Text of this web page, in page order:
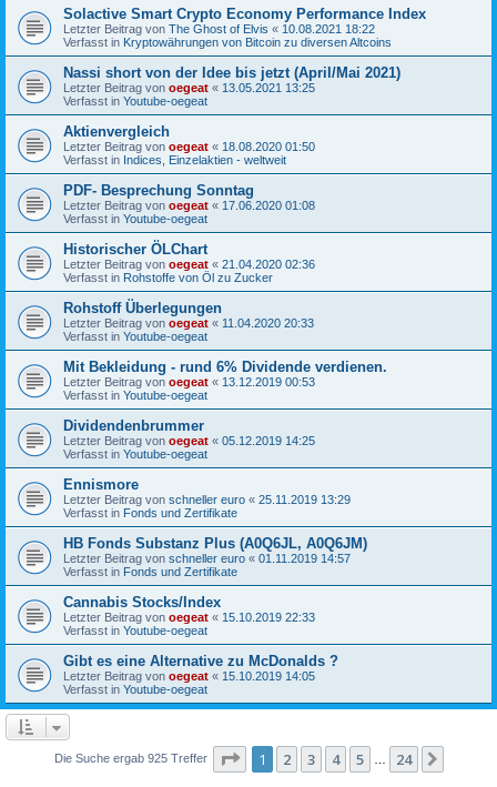
Solactive Smart Crypto Economy Performance Index
Letzter Beitrag von The Ghost of Elvis « 10.08.2021 18:22
Verfasst in Kryptowährungen von Bitcoin zu diversen Altcoins
Nassi short von der Idee bis jetzt (April/Mai 2021)
Letzter Beitrag von oegeat « 13.05.2021 13:25
Verfasst in Youtube-oegeat
Aktienvergleich
Letzter Beitrag von oegeat « 18.08.2020 01:50
Verfasst in Indices, Einzelaktien - weltweit
PDF- Besprechung Sonntag
Letzter Beitrag von oegeat « 17.06.2020 01:08
Verfasst in Youtube-oegeat
Historischer ÖLChart
Letzter Beitrag von oegeat « 21.04.2020 02:36
Verfasst in Rohstoffe von Öl zu Zucker
Rohstoff Überlegungen
Letzter Beitrag von oegeat « 11.04.2020 20:33
Verfasst in Youtube-oegeat
Mit Bekleidung - rund 6% Dividende verdienen.
Letzter Beitrag von oegeat « 13.12.2019 00:53
Verfasst in Youtube-oegeat
Dividendenbrummer
Letzter Beitrag von oegeat « 05.12.2019 14:25
Verfasst in Youtube-oegeat
Ennismore
Letzter Beitrag von schneller euro « 25.11.2019 13:29
Verfasst in Fonds und Zertifikate
HB Fonds Substanz Plus (A0Q6JL, A0Q6JM)
Letzter Beitrag von schneller euro « 01.11.2019 14:57
Verfasst in Fonds und Zertifikate
Cannabis Stocks/Index
Letzter Beitrag von oegeat « 15.10.2019 22:33
Verfasst in Youtube-oegeat
Gibt es eine Alternative zu McDonalds ?
Letzter Beitrag von oegeat « 15.10.2019 14:05
Verfasst in Youtube-oegeat
Die Suche ergab 925 Treffer Seite 1von 24
1 2 3 4 5 24